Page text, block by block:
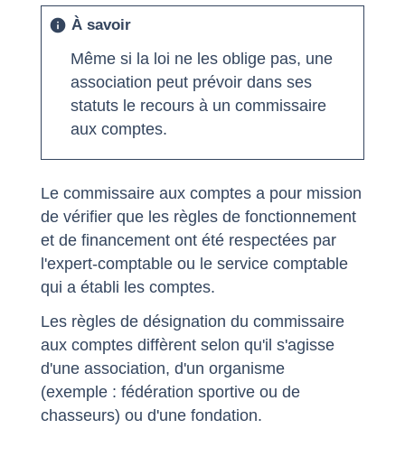
info À savoir
Même si la loi ne les oblige pas, une
association peut prévoir dans ses
statuts le recours à un commissaire
aux comptes.
Le commissaire aux comptes a pour mission
de vérifier que les règles de fonctionnement
et de financement ont été respectées par
l'expert-comptable ou le service comptable
qui a établi les comptes.
Les règles de désignation du commissaire
aux comptes diffèrent selon qu'il s'agisse
d'une association, d'un organisme
(exemple : fédération sportive ou de
chasseurs) ou d'une fondation.